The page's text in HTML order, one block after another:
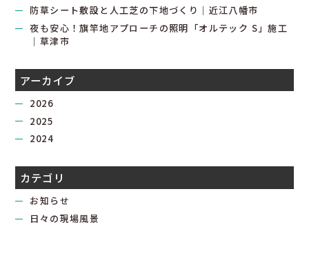
防草シート敷設と人工芝の下地づくり｜近江八幡市
夜も安心！旗竿地アプローチの照明「オルテック S」施工
｜草津市
アーカイブ
2026
2025
2024
カテゴリ
お知らせ
日々の現場風景